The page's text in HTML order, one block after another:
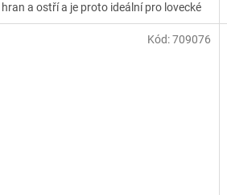
hran a ostří a je proto ideální pro lovecké
nože. Tvrdost 61 HRC....
Kód:709076